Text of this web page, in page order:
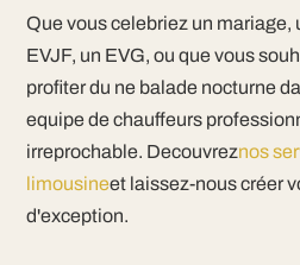
Que vous celebriez un mariage,
EVJF, un EVG, ou que vous
profiter du ne balade nocturne
equipe de chauffeurs
irreprochable. Decouvreznos
limousineet laissez-nous créer
d'exception.